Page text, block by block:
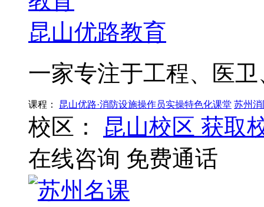
昆山优路教育
一家专注于工程、医
课程： 昆山优路·消防设施操作员实操特色化课堂 苏州
校区： 昆山校区 获取
在线咨询 免费通话